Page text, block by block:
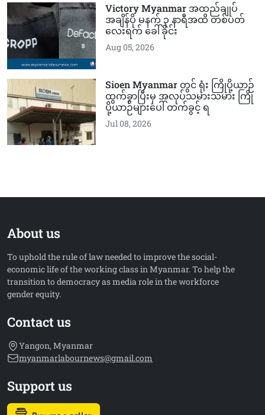
Victory Myanmar အထည်ချုပ်
အချိန်ပို မနက် ၃ နာရီအထိ တစ်ပတ်
လေးရက် ခေါ်ခိုင်း
Aug 05, 2026
Sioen Myanmar တွင် ရုံး ကြိုပို့ယာဉ်
ထွက်ခွာပြီးမှ အလုပ်သမားသမား ကြို
ပို့ယာဉ်များပေါ် တက်ခွင့် ရ
Jul 08, 2026
About us
To uphold the rule of law needed to improve the social-
economic life of the working class in Myanmar. To help the
transition to democracy as media role in the workforce
gender equity.
Contact us
Yangon, Myanmar
myanmarlabournews@gmail.com
Support us